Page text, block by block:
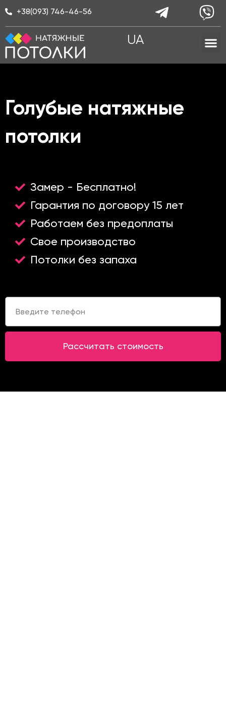
Перейти
содержимому
+38(093) 746-46-56
UA
Голубые натяжные
потолки
Замер - Бесплатно!
Гарантия по договору 15 лет
Работаем без предоплаты
Свое производство
Потолки без запаха
Т
е
н
Рассчитать стоимость